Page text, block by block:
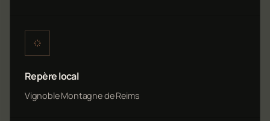
Repère local
Vignoble Montagne de Reims